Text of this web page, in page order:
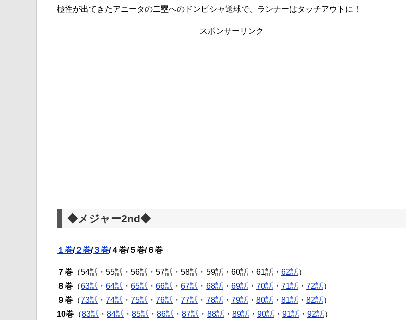
極性が出てきたアニータの二塁へのドンピシャ送球で、ランナーはタッチアウトに！
スポンサーリンク
◆メジャー2nd◆
１巻/２巻/３巻/４巻/５巻/６巻
７巻 （54話・55話・56話・57話・58話・59話・60話・61話・ 62話）
８巻 （63話 ・ 64話 ・ 65話 ・ 66話 ・ 67話 ・ 68話 ・ 69話 ・ 70話 ・ 71話 ・ 72話）
９巻 （73話 ・ 74話 ・ 75話 ・ 76話 ・ 77話 ・ 78話 ・ 79話 ・ 80話 ・ 81話 ・ 82話）
10巻 （83話 ・ 84話 ・ 85話 ・ 86話 ・ 87話 ・ 88話 ・ 89話 ・ 90話 ・ 91話 ・ 92話）